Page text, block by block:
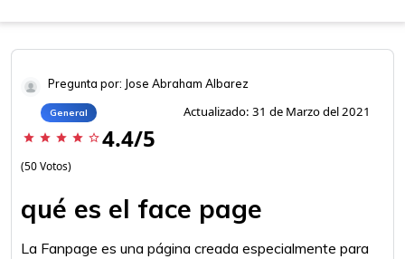
Pregunta por: Jose Abraham Albarez
General Actualizado: 31 de Marzo del 2021
star star star star star_border 4.4/5
(50 Votos)
qué es el face page
La Fanpage es una página creada especialmente para